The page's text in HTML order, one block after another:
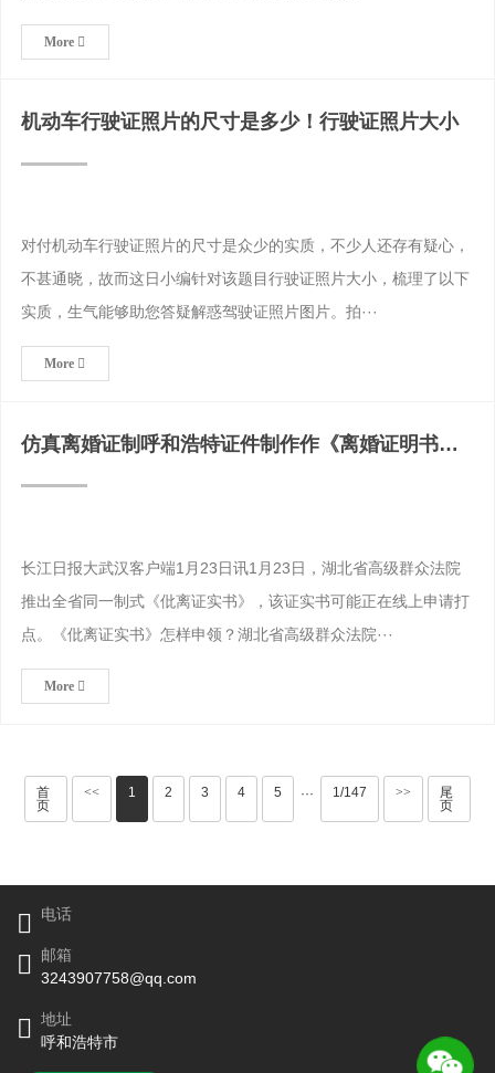
More
机动车行驶证照片的尺寸是多少！行驶证照片大小
对付机动车行驶证照片的尺寸是众少的实质，不少人还存有疑心，
不甚通晓，故而这日小编针对该题目行驶证照片大小，梳理了以下
实质，生气能够助您答疑解惑驾驶证照片图片。拍···
More
仿真离婚证制呼和浩特证件制作作《离婚证明书》
可以在网上办
长江日报大武汉客户端1月23日讯1月23日，湖北省高级群众法院
推出全省同一制式《仳离证实书》，该证实书可能正在线上申请打
点。《仳离证实书》怎样申领？湖北省高级群众法院···
More
首
页
<< 1 2 3 4 5 ··· 1/147 >>
尾
页
电话
邮箱
3243907758@qq.com
地址
呼和浩特市